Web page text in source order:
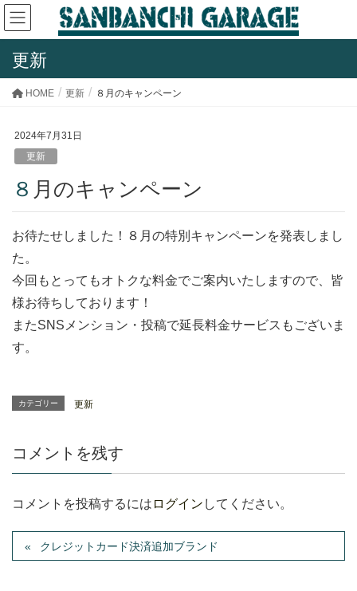
更新
HOME 更新 ８月のキャンペーン
2024年7月31日
更新
８月のキャンペーン
お待たせしました！８月の特別キャンペーンを発表しまし
た。
今回もとってもオトクな料金でご案内いたしますので、皆
様お待ちしております！
またSNSメンション・投稿で延長料金サービスもございま
す。
カテゴリー 更新
コメントを残す
コメントを投稿するには ログイン してください。
クレジットカード決済追加ブランド